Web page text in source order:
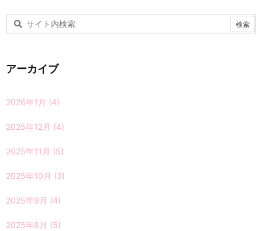
アーカイブ
2026年1月 (4)
2025年12月 (4)
2025年11月 (5)
2025年10月 (3)
2025年9月 (4)
2025年8月 (5)